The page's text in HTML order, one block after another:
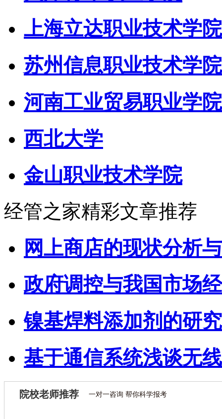
上海立达职业技术学院
苏州信息职业技术学院
河南工业贸易职业学院
西北大学
金山职业技术学院
经管之家精彩文章推荐
网上商店的现状分析
政府调控与我国市场
镍基焊料添加剂的研
基于通信系统浅谈无
院校老师推荐 一对一咨询 帮你科学报考